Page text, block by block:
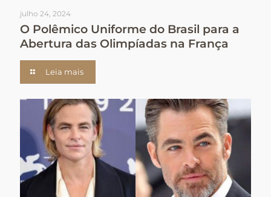
julho 24, 2024
O Polêmico Uniforme do Brasil para a
Abertura das Olimpíadas na França
Leia mais